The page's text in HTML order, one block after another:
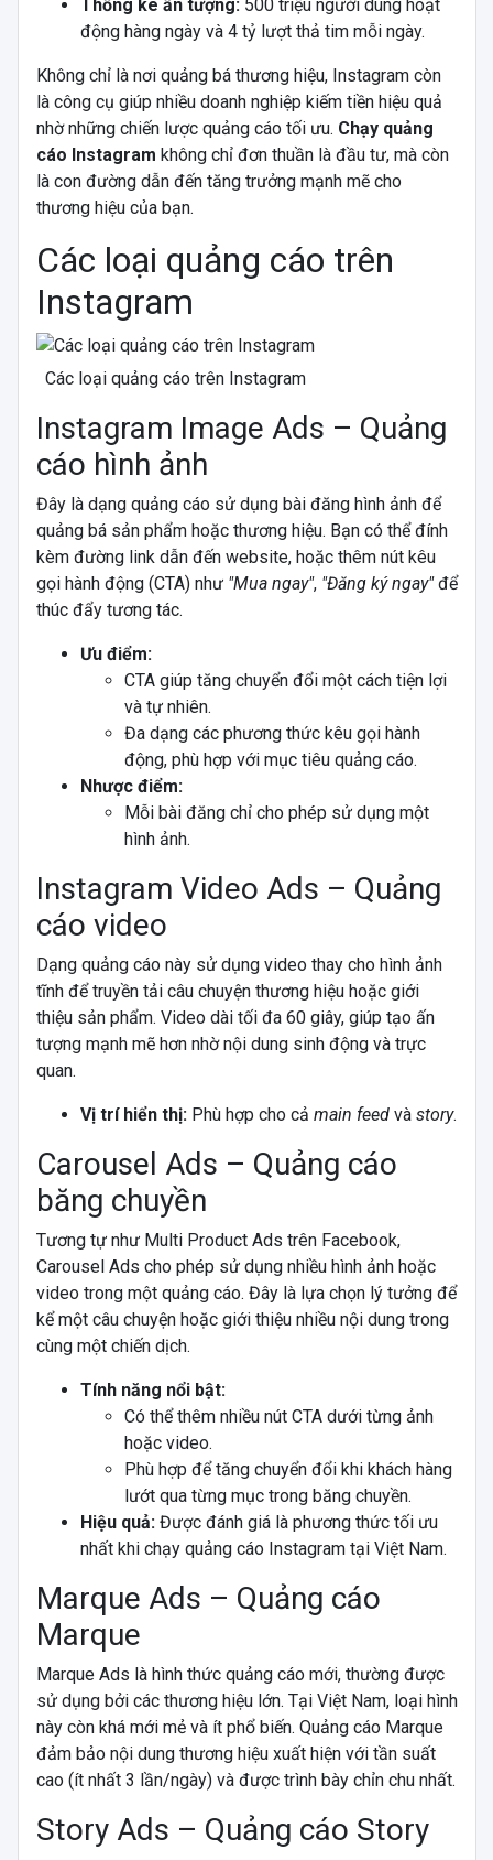
Thống kê ấn tượng:500 triệu người dùng hoạt
động hàng ngày và 4 tỷ lượt thả tim mỗi ngày.
Không chỉ là nơi quảng bá thương hiệu, Instagram còn
là công cụ giúp nhiều doanh nghiệp kiếm tiền hiệu quả
nhờ những chiến lược quảng cáo tối ưu. Chạy quảng
cáo Instagram không chỉ đơn thuần là đầu tư, mà còn
là con đường dẫn đến tăng trưởng mạnh mẽ cho
thương hiệu của bạn.
Các loại quảng cáo trên
Instagram
Các loại quảng cáo trên Instagram
Instagram Image Ads – Quảng
cáo hình ảnh
Đây là dạng quảng cáo sử dụng bài đăng hình ảnh để
quảng bá sản phẩm hoặc thương hiệu. Bạn có thể đính
kèm đường link dẫn đến website, hoặc thêm nút kêu
gọi hành động (CTA) như "Mua ngay", "Đăng ký ngay"để
thúc đẩy tương tác.
Ưu điểm:
CTA giúp tăng chuyển đổi một cách tiện lợi
và tự nhiên.
Đa dạng các phương thức kêu gọi hành
động, phù hợp với mục tiêu quảng cáo.
Nhược điểm:
Mỗi bài đăng chỉ cho phép sử dụng một
hình ảnh.
Instagram Video Ads – Quảng
cáo video
Dạng quảng cáo này sử dụng video thay cho hình ảnh
tĩnh để truyền tải câu chuyện thương hiệu hoặc giới
thiệu sản phẩm. Video dài tối đa 60 giây, giúp tạo ấn
tượng mạnh mẽ hơn nhờ nội dung sinh động và trực
quan.
Vị trí hiển thị:Phù hợp cho cả main feedvà story.
Carousel Ads – Quảng cáo
băng chuyền
Tương tự như Multi Product Ads trên Facebook,
Carousel Ads cho phép sử dụng nhiều hình ảnh hoặc
video trong một quảng cáo. Đây là lựa chọn lý tưởng để
kể một câu chuyện hoặc giới thiệu nhiều nội dung trong
cùng một chiến dịch.
Tính năng nổi bật:
Có thể thêm nhiều nút CTA dưới từng ảnh
hoặc video.
Phù hợp để tăng chuyển đổi khi khách hàng
lướt qua từng mục trong băng chuyền.
Hiệu quả:Được đánh giá là phương thức tối ưu
nhất khi chạy quảng cáo Instagram tại Việt Nam.
Marque Ads – Quảng cáo
Marque
Marque Ads là hình thức quảng cáo mới, thường được
sử dụng bởi các thương hiệu lớn. Tại Việt Nam, loại hình
này còn khá mới mẻ và ít phổ biến. Quảng cáo Marque
đảm bảo nội dung thương hiệu xuất hiện với tần suất
cao (ít nhất 3 lần/ngày) và được trình bày chỉn chu nhất.
Story Ads – Quảng cáo Story